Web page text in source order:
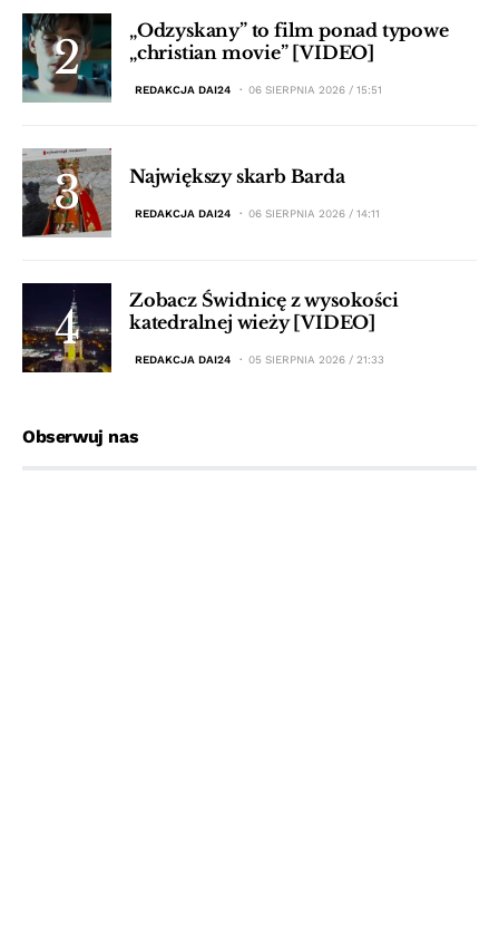
„Odzyskany” to film ponad typowe
„christian movie” [VIDEO]
REDAKCJA DAI24 06 SIERPNIA 2026 / 15:51
Największy skarb Barda
REDAKCJA DAI24 06 SIERPNIA 2026 / 14:11
Zobacz Świdnicę z wysokości
katedralnej wieży [VIDEO]
REDAKCJA DAI24 05 SIERPNIA 2026 / 21:33
Obserwuj nas